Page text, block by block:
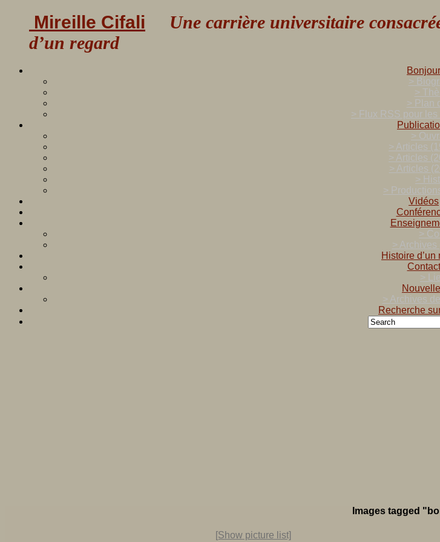
Mireille Cifali Une carrière universitaire
d’un regard
Bonjour
>
>
> Plan
> Flux RSS pour les
>
> Articles
> Articles
> Articles
>
>
Vidéos
>
> Archives
Histoire d’un
Contact
>
> Archives
Recherche
Images tagged
[Show picture list]